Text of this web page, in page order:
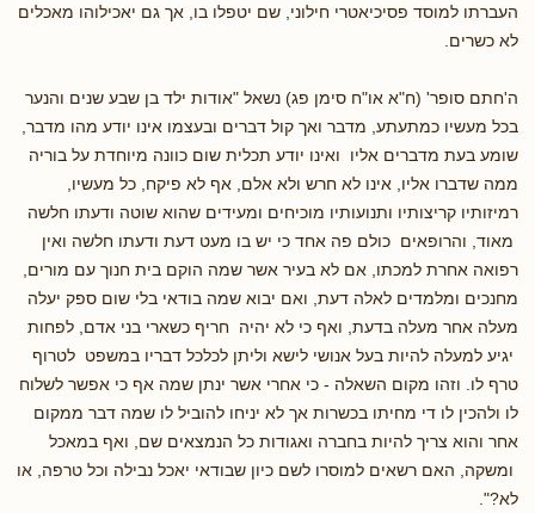
העברתו למוסד פסיכיאטרי חילוני, שם יטפלו בו, אך גם יאכילוהו מאכלים
לא כשרים.
ה'חתם סופר' (ח"א או"ח סימן פג) נשאל "אודות ילד בן שבע שנים והנער
בכל מעשיו כמתעתע, מדבר ואך קול דברים ובעצמו אינו יודע מהו מדבר,
שומע בעת מדברים אליו ואינו יודע תכלית שום כוונה מיוחדת על בוריה
ממה שדברו אליו, אינו לא חרש ולא אלם, אף לא פיקח, כל מעשיו,
רמיזותיו קריצותיו ותנועותיו מוכיחים ומעידים שהוא שוטה ודעתו חלשה
מאוד, והרופאים כולם פה אחד כי יש בו מעט דעת ודעתו חלשה ואין
רפואה אחרת למכתו, אם לא בעיר אשר שמה הוקם בית חנוך עם מורים,
מחנכים ומלמדים לאלה דעת, ואם יבוא שמה בודאי בלי שום ספק יעלה
מעלה אחר מעלה בדעת, ואף כי לא יהיה חריף כשארי בני אדם, לפחות
יגיע למעלה להיות בעל אנושי לישא וליתן לכלכל דבריו במשפט לטרוף
טרף לו. וזהו מקום השאלה - כי אחרי אשר ינתן שמה אף כי אפשר לשלוח
לו ולהכין לו די מחיתו בכשרות אך לא יניחו להוביל לו שמה דבר ממקום
אחר והוא צריך להיות בחברה ואגודות כל הנמצאים שם, ואף במאכל
ומשקה, האם רשאים למוסרו לשם כיון שבודאי יאכל נבילה וכל טרפה, או
לא?".